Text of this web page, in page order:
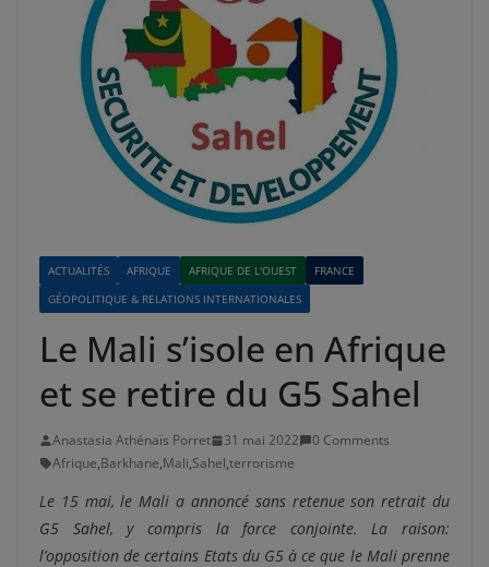
ACTUALITÉS AFRIQUE AFRIQUE DE L'OUEST
FRANCE
GÉOPOLITIQUE & RELATIONS INTERNATIONALES
Le Mali s’isole en Afrique
et se retire du G5 Sahel
Anastasia Athénaïs Porret 31 mai 2022
0 Comments
Afrique,Barkhane,Mali,Sahel,terrorisme
Le 15 mai, le Mali a annoncé sans retenue son retrait du
G5 Sahel, y compris la force conjointe. La raison:
l’opposition de certains Etats du G5 à ce que le Mali prenne